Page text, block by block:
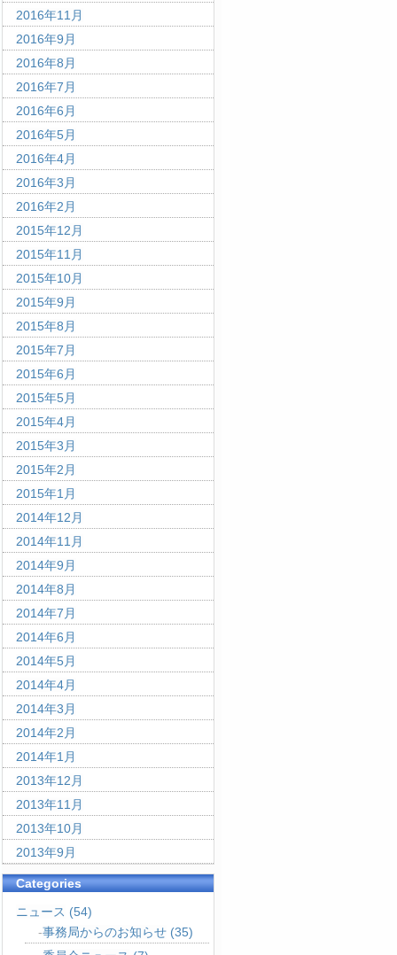
2016年11月
2016年9月
2016年8月
2016年7月
2016年6月
2016年5月
2016年4月
2016年3月
2016年2月
2015年12月
2015年11月
2015年10月
2015年9月
2015年8月
2015年7月
2015年6月
2015年5月
2015年4月
2015年3月
2015年2月
2015年1月
2014年12月
2014年11月
2014年9月
2014年8月
2014年7月
2014年6月
2014年5月
2014年4月
2014年3月
2014年2月
2014年1月
2013年12月
2013年11月
2013年10月
2013年9月
Categories
ニュース (54)
事務局からのお知らせ (35)